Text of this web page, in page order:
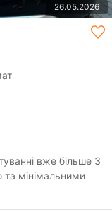
26.05.2026
вже більше 3
мінімальними